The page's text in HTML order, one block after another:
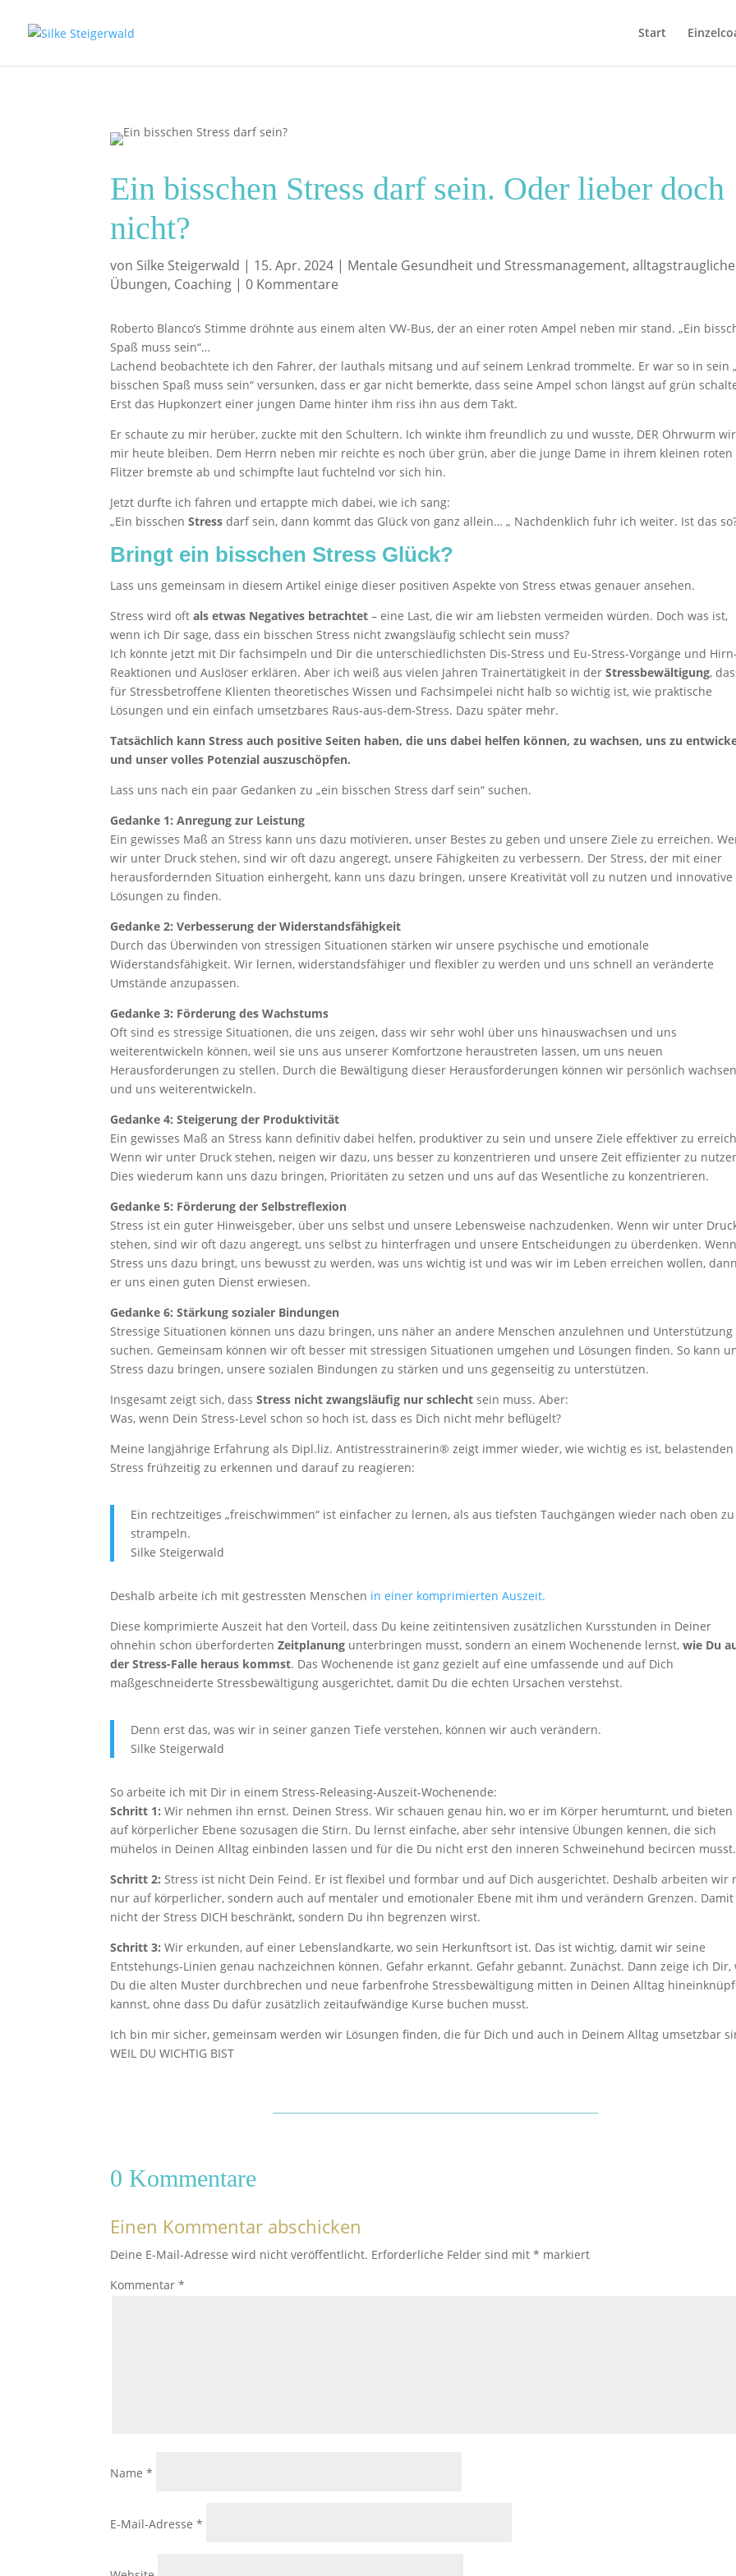
Start
Ein bisschen Stress darf sein. Oder lieber doch
nicht?
von Silke Steigerwald | 15. Apr. 2024 | Mentale Gesundheit und Stressmanagement,alltagstraugliche
Übungen, Coaching |0 Kommentare
Roberto Blanco’s Stimme dröhnte aus einem alten VW-Bus, der an einer roten Ampel neben mir stand. „Ein
Spaß muss sein“…
Lachend beobachtete ich den Fahrer, der lauthals mitsang und auf seinem Lenkrad trommelte. Er war so in sein
bisschen Spaß muss sein“ versunken, dass er gar nicht bemerkte, dass seine Ampel schon längst auf grün
Erst das Hupkonzert einer jungen Dame hinter ihm riss ihn aus dem Takt.
Er schaute zu mir herüber, zuckte mit den Schultern. Ich winkte ihm freundlich zu und wusste, DER Ohrwurm
mir heute bleiben. Dem Herrn neben mir reichte es noch über grün, aber die junge Dame in ihrem kleinen roten
Flitzer bremste ab und schimpfte laut fuchtelnd vor sich hin.
Jetzt durfte ich fahren und ertappte mich dabei, wie ich sang:
„Ein bisschenStress darf sein, dann kommt das Glück von ganz allein… „ Nachdenklich fuhr ich weiter. Ist das
Bringt ein bisschen Stress Glück?
Lass uns gemeinsam in diesem Artikel einige dieser positiven Aspekte von Stress etwas genauer ansehen.
Stress wird oftals etwas Negatives betrachtet – eine Last, die wir am liebsten vermeiden würden. Doch was ist,
wenn ich Dir sage, dass ein bisschen Stress nicht zwangsläufig schlecht sein muss?
Ich könnte jetzt mit Dir fachsimpeln und Dir die unterschiedlichsten Dis-Stress und Eu-Stress-Vorgänge und Hirn-
Reaktionen und Auslöser erklären. Aber ich weiß aus vielen Jahren Trainertätigkeit in derStressbewältigung,
für Stressbetroffene Klienten theoretisches Wissen und Fachsimpelei nicht halb so wichtig ist, wie praktische
Lösungen und ein einfach umsetzbares Raus-aus-dem-Stress. Dazu später mehr.
Tatsächlich kann Stress auch positive Seiten haben, die uns dabei helfen können, zu wachsen, uns zu
und unser volles Potenzial auszuschöpfen.
Lass uns nach ein paar Gedanken zu „ein bisschen Stress darf sein“ suchen.
Gedanke 1: Anregung zur Leistung
Ein gewisses Maß an Stress kann uns dazu motivieren, unser Bestes zu geben und unsere Ziele zu erreichen.
wir unter Druck stehen, sind wir oft dazu angeregt, unsere Fähigkeiten zu verbessern. Der Stress, der mit einer
herausfordernden Situation einhergeht, kann uns dazu bringen, unsere Kreativität voll zu nutzen und innovative
Lösungen zu finden.
Gedanke 2: Verbesserung der Widerstandsfähigkeit
Durch das Überwinden von stressigen Situationen stärken wir unsere psychische und emotionale
Widerstandsfähigkeit. Wir lernen, widerstandsfähiger und flexibler zu werden und uns schnell an veränderte
Umstände anzupassen.
Gedanke 3: Förderung des Wachstums
Oft sind es stressige Situationen, die uns zeigen, dass wir sehr wohl über uns hinauswachsen und uns
weiterentwickeln können, weil sie uns aus unserer Komfortzone heraustreten lassen, um uns neuen
Herausforderungen zu stellen. Durch die Bewältigung dieser Herausforderungen können wir persönlich wachsen
und uns weiterentwickeln.
Gedanke 4: Steigerung der Produktivität
Ein gewisses Maß an Stress kann definitiv dabei helfen, produktiver zu sein und unsere Ziele effektiver zu
Wenn wir unter Druck stehen, neigen wir dazu, uns besser zu konzentrieren und unsere Zeit effizienter zu
Dies wiederum kann uns dazu bringen, Prioritäten zu setzen und uns auf das Wesentliche zu konzentrieren.
Gedanke 5: Förderung der Selbstreflexion
Stress ist ein guter Hinweisgeber, über uns selbst und unsere Lebensweise nachzudenken. Wenn wir unter
stehen, sind wir oft dazu angeregt, uns selbst zu hinterfragen und unsere Entscheidungen zu überdenken. Wenn
Stress uns dazu bringt, uns bewusst zu werden, was uns wichtig ist und was wir im Leben erreichen wollen,
er uns einen guten Dienst erwiesen.
Gedanke 6: Stärkung sozialer Bindungen
Stressige Situationen können uns dazu bringen, uns näher an andere Menschen anzulehnen und Unterstützung
suchen. Gemeinsam können wir oft besser mit stressigen Situationen umgehen und Lösungen finden. So kann
Stress dazu bringen, unsere sozialen Bindungen zu stärken und uns gegenseitig zu unterstützen.
Insgesamt zeigt sich, dassStress nicht zwangsläufig nur schlecht sein muss. Aber:
Was, wenn Dein Stress-Level schon so hoch ist, dass es Dich nicht mehr beflügelt?
Meine langjährige Erfahrung als Dipl.liz. Antistresstrainerin® zeigt immer wieder, wie wichtig es ist, belastenden
Stress frühzeitig zu erkennen und darauf zu reagieren:
Ein rechtzeitiges „freischwimmen“ ist einfacher zu lernen, als aus tiefsten Tauchgängen wieder nach oben zu
strampeln.
Silke Steigerwald
Deshalb arbeite ich mit gestressten Menschen in einer komprimierten Auszeit.
Diese komprimierte Auszeit hat den Vorteil, dass Du keine zeitintensiven zusätzlichen Kursstunden in Deiner
ohnehin schon überfordertenZeitplanung unterbringen musst, sondern an einem Wochenende lernst,wie Du
der Stress-Falle heraus kommst. Das Wochenende ist ganz gezielt auf eine umfassende und auf Dich
maßgeschneiderte Stressbewältigung ausgerichtet, damit Du die echten Ursachen verstehst.
Denn erst das, was wir in seiner ganzen Tiefe verstehen, können wir auch verändern.
Silke Steigerwald
So arbeite ich mit Dir in einem Stress-Releasing-Auszeit-Wochenende:
Schritt 1: Wir nehmen ihn ernst. Deinen Stress. Wir schauen genau hin, wo er im Körper herumturnt, und bieten
auf körperlicher Ebene sozusagen die Stirn. Du lernst einfache, aber sehr intensive Übungen kennen, die sich
mühelos in Deinen Alltag einbinden lassen und für die Du nicht erst den inneren Schweinehund becircen
Schritt 2: Stress ist nicht Dein Feind. Er ist flexibel und formbar und auf Dich ausgerichtet. Deshalb arbeiten wir
nur auf körperlicher, sondern auch auf mentaler und emotionaler Ebene mit ihm und verändern Grenzen. Damit
nicht der Stress DICH beschränkt, sondern Du ihn begrenzen wirst.
Schritt 3: Wir erkunden, auf einer Lebenslandkarte, wo sein Herkunftsort ist. Das ist wichtig, damit wir seine
Entstehungs-Linien genau nachzeichnen können. Gefahr erkannt. Gefahr gebannt. Zunächst. Dann zeige ich Dir,
Du die alten Muster durchbrechen und neue farbenfrohe Stressbewältigung mitten in Deinen Alltag
kannst, ohne dass Du dafür zusätzlich zeitaufwändige Kurse buchen musst.
Ich bin mir sicher, gemeinsam werden wir Lösungen finden, die für Dich und auch in Deinem Alltag umsetzbar
WEIL DU WICHTIG BIST
0 Kommentare
Einen Kommentar abschicken
Deine E-Mail-Adresse wird nicht veröffentlicht. Erforderliche Felder sind mit* markiert
Kommentar*
Name*
E-Mail-Adresse*